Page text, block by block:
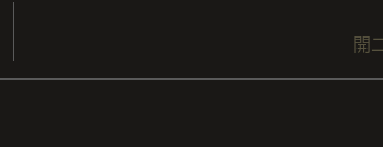
開